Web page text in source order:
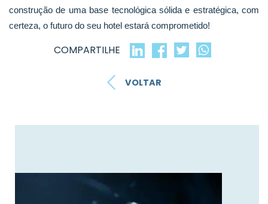
construção de uma base tecnológica sólida e estratégica, com
certeza, o futuro do seu hotel estará comprometido!
COMPARTILHE
VOLTAR